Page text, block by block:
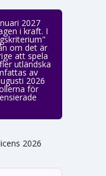
2027
i kraft. I
om det är
att spela
utländska
av
2026
för
2026